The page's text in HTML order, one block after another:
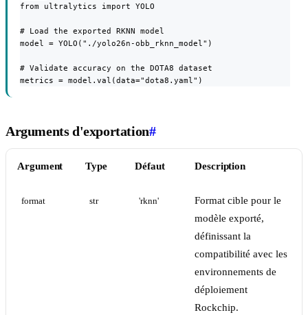
from ultralytics import YOLO
# Load the exported RKNN model
model = YOLO("./yolo26n-obb_rknn_model")
# Validate accuracy on the DOTA8 dataset
metrics = model.val(data="dota8.yaml")
Arguments d'exportation#
Argument Type Défaut Description
format str 'rknn'
Format cible pour le
modèle exporté,
définissant la
compatibilité avec les
environnements de
déploiement
Rockchip.